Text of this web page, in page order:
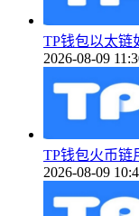
TP钱包以太链
2026-08-09
TP钱包火币链
2026-08-09